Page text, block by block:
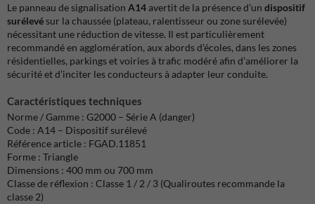
Le panneau de signalisation A14avertit de la présence d’un dispositif
surélevésur la chaussée (plateau, ralentisseur ou zone surélevée)
nécessitant une réduction de vitesse. Il est particulièrement
recommandé en agglomération, aux abords d’écoles, dans les zones
résidentielles, parkings et voiries à trafic modéré afin d’améliorer la
sécurité et d’inciter les conducteurs à adapter leur conduite.
Caractéristiques techniques
Norme / Gamme : G2000 – Série A (danger)
Code : A14 – Dispositif surélevé
Référence article : FGAD.11851
Forme : Triangle
Dimensions : 400 mm ou 700 mm
Classe de réflexion : Classe 1 / 2 / 3 (Qualiroutes recommande la
classe 2)